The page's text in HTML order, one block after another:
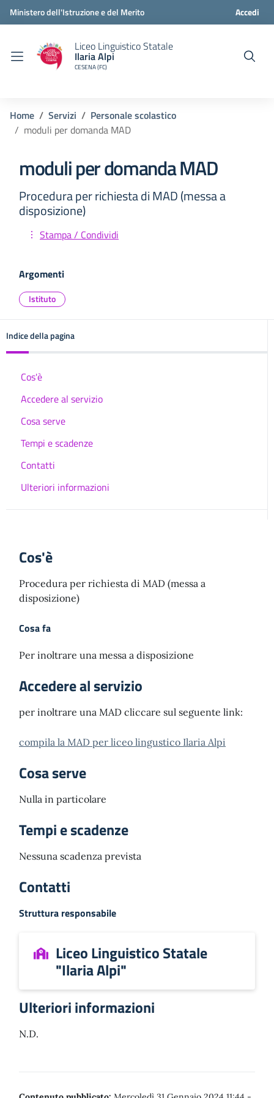
Ministero dell'Istruzione e del Merito Accedi
Liceo Linguistico Statale
Ilaria Alpi
CESENA (FC)
Home Servizi
Personale scolastico
moduli per domanda MAD
moduli per domanda MAD
Procedura per richiesta di MAD (messa a
disposizione)
Stampa / Condividi
Argomenti
Istituto
Indice della pagina
Cos'è
Accedere al servizio
Cosa serve
Tempi e scadenze
Contatti
Ulteriori informazioni
Cos'è
Procedura per richiesta di MAD (messa a
disposizione)
Cosa fa
Per inoltrare una messa a disposizione
Accedere al servizio
per inoltrare una MAD cliccare sul seguente link:
compila la MAD per liceo lingustico Ilaria Alpi
Cosa serve
Nulla in particolare
Tempi e scadenze
Nessuna scadenza prevista
Contatti
Struttura responsabile
Liceo Linguistico Statale
"Ilaria Alpi"
Ulteriori informazioni
N.D.